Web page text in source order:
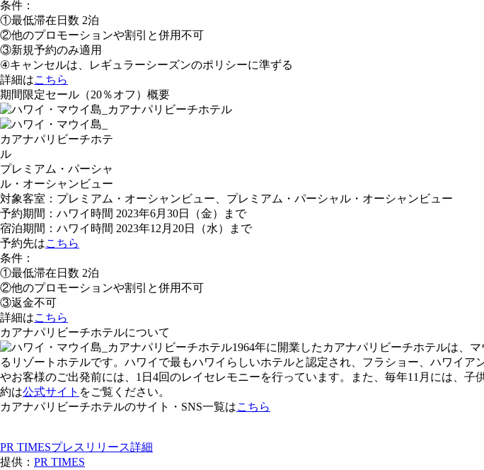
条件：
①最低滞在日数 2泊
②他のプロモーションや割引と併用不可
③新規予約のみ適用
④キャンセルは、レギュラーシーズンのポリシーに準ずる
詳細はこちら
期間限定セール（20％オフ）概要
プレミアム・パーシャ
ル・オーシャンビュー
対象客室：プレミアム・オーシャンビュー、プレミアム・パーシャル・オーシャンビュー
予約期間：ハワイ時間 2023年6月30日（金）まで
宿泊期間：ハワイ時間 2023年12月20日（水）まで
予約先はこちら
条件：
①最低滞在日数 2泊
②他のプロモーションや割引と併用不可
③返金不可
詳細はこちら
カアナパリビーチホテルについて
1964年に開業したカアナパリビーチホテルは、
るリゾートホテルです。ハワイで最もハワイらしいホテルと認定され、フラショー、ハワイ
やお客様のご出発前には、1日4回のレイセレモニーを行っています。また、毎年11月には、
約は公式サイト をご覧ください。
カアナパリビーチホテルのサイト・SNS一覧はこちら
PR TIMESプレスリリース詳細
提供： PR TIMES